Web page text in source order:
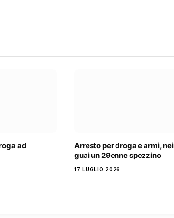
ad
Arresto per droga e armi, nei
guai un 29enne spezzino
17 LUGLIO 2026